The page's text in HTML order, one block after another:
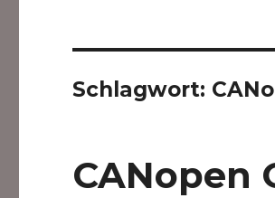
Schlagwort:
CANopen